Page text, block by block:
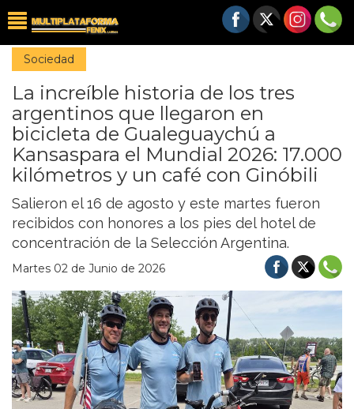
Sociedad
La increíble historia de los tres
argentinos que llegaron en
bicicleta de Gualeguaychú a
Kansaspara el Mundial 2026: 17.000
kilómetros y un café con Ginóbili
Salieron el 16 de agosto y este martes fueron
recibidos con honores a los pies del hotel de
concentración de la Selección Argentina.
Martes 02 de Junio de 2026